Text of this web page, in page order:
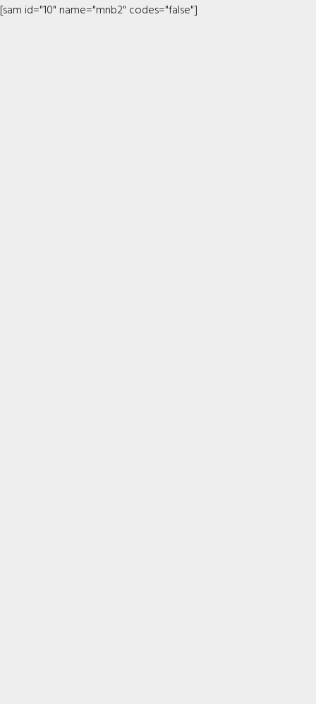
[sam id="10" name="mnb2" codes="false"]